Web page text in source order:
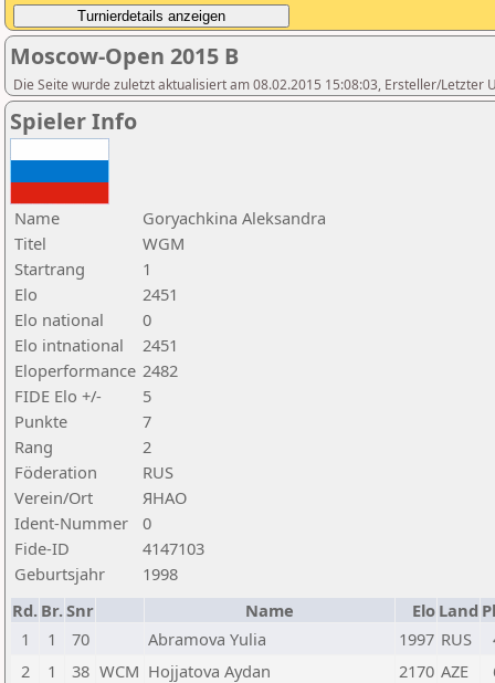
Moscow-Open 2015 B
Die Seite wurde zuletzt aktualisiert am 08.02.2015 15:08:03, Ersteller/Letzter
Spieler Info
Name
Goryachkina Aleksandra
Titel
WGM
Startrang
1
Elo
2451
Elo national
0
Elo intnational
2451
Eloperformance 2482
FIDE Elo +/-
5
Punkte
7
Rang
2
Föderation
RUS
Verein/Ort
ЯНАО
Ident-Nummer
0
Fide-ID
4147103
Geburtsjahr
1998
Rd. Br.Snr Name Elo Land
1
1 70 Abramova Yulia 1997 RUS
2
1 38 WCM Hojjatova Aydan 2170 AZE